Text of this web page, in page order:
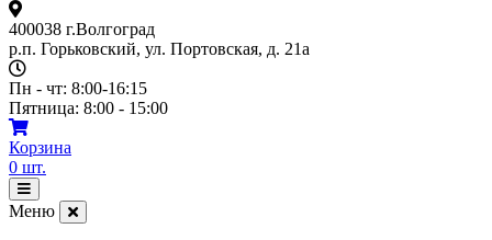
400038 г.Волгоград
р.п. Горьковский, ул. Портовская, д. 21а
Пн - чт: 8:00-16:15
Пятница: 8:00 - 15:00
Корзина
0 шт.
Открыть
меню
Меню